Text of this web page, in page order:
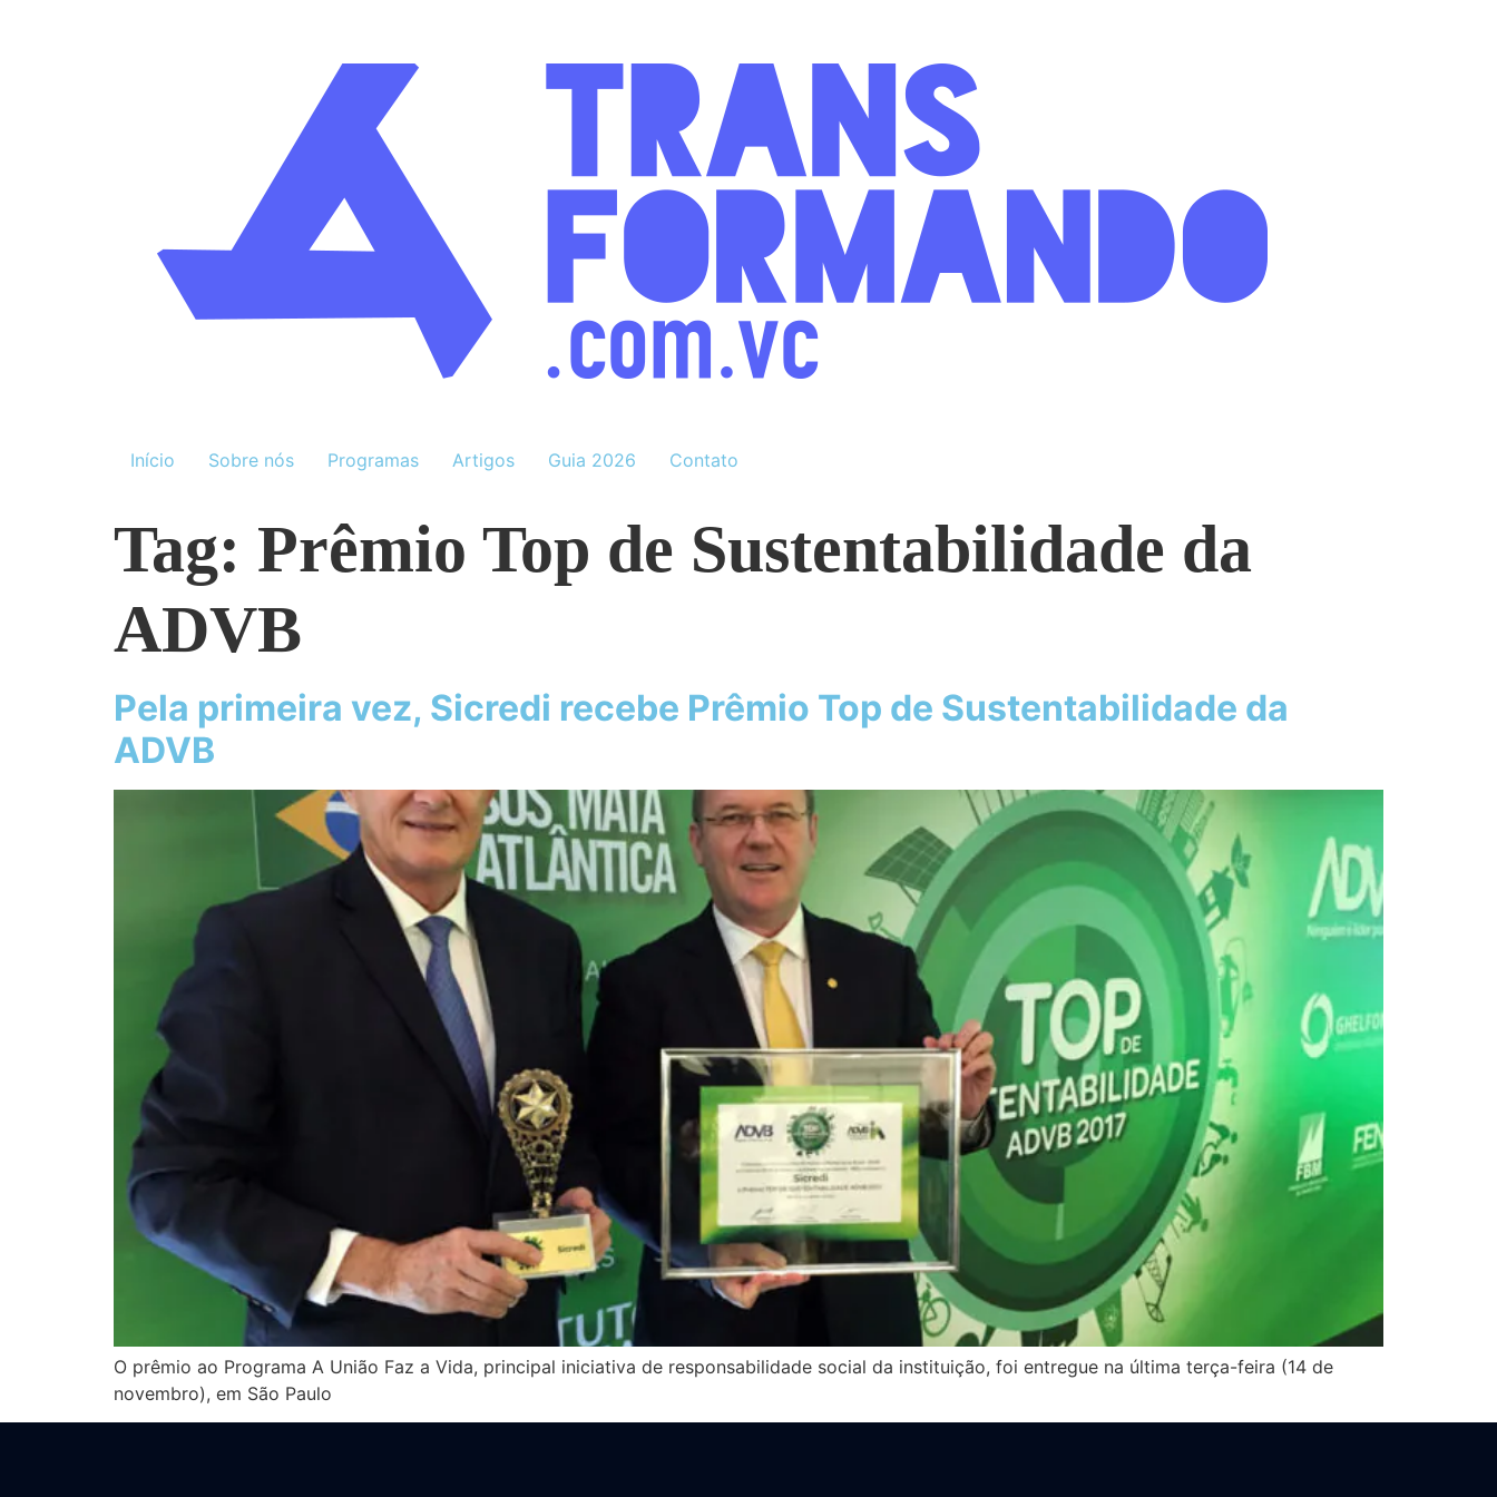
Início Sobre nós Programas Artigos Guia 2026 Contato
Tag: Prêmio Top de Sustentabilidade da
ADVB
Pela primeira vez, Sicredi recebe Prêmio Top de Sustentabilidade da
ADVB
O prêmio ao Programa A União Faz a Vida, principal iniciativa de responsabilidade social da instituição, foi entregue na última terça-feira (14 de
novembro), em São Paulo